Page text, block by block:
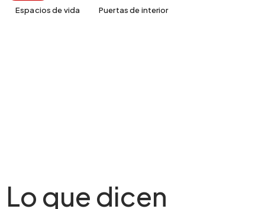
Espacios de vida Puertas de interior
Lo que dicen